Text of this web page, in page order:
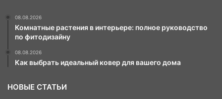
08.08.2026
Комнатные растения в интерьере: полное руководство
по фитодизайну
08.08.2026
Как выбрать идеальный ковер для вашего дома
НОВЫЕ СТАТЬИ